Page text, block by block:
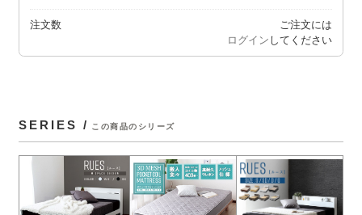
注文数
ご注文には
ログイン してください
SERIES / この商品のシリーズ